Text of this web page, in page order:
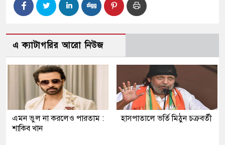
এ ক্যাটাগরির আরো নিউজ
এমন ভুল না করলেও পারতাম :
শাকিব খান
হাসপাতালে ভর্তি মিঠুন চক্রবর্তী